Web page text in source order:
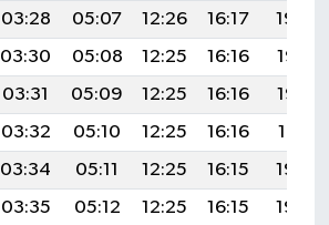
03:28 05:07 12:26 16:17
19:34
03:30 05:08 12:25 16:16
19:33
03:31 05:09 12:25 16:16
19:32
03:32 05:10 12:25 16:16
19:31
03:34 05:11 12:25 16:15
19:30
03:35 05:12 12:25 16:15
19:29